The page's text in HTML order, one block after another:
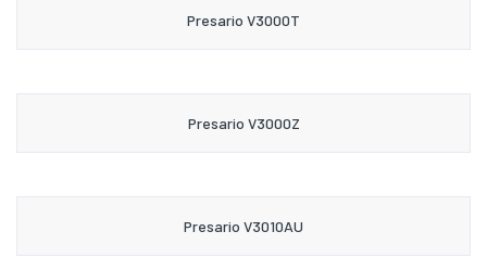
Presario V3000T
Presario V3000Z
Presario V3010AU